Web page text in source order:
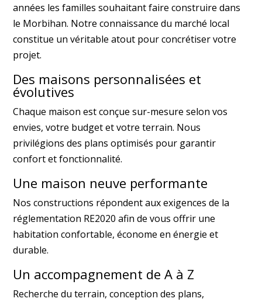
années les familles souhaitant faire construire dans
le Morbihan. Notre connaissance du marché local
constitue un véritable atout pour concrétiser votre
projet.
Des maisons personnalisées et
évolutives
Chaque maison est conçue sur-mesure selon vos
envies, votre budget et votre terrain. Nous
privilégions des plans optimisés pour garantir
confort et fonctionnalité.
Une maison neuve performante
Nos constructions répondent aux exigences de la
réglementation RE2020 afin de vous offrir une
habitation confortable, économe en énergie et
durable.
Un accompagnement de A à Z
Recherche du terrain, conception des plans,